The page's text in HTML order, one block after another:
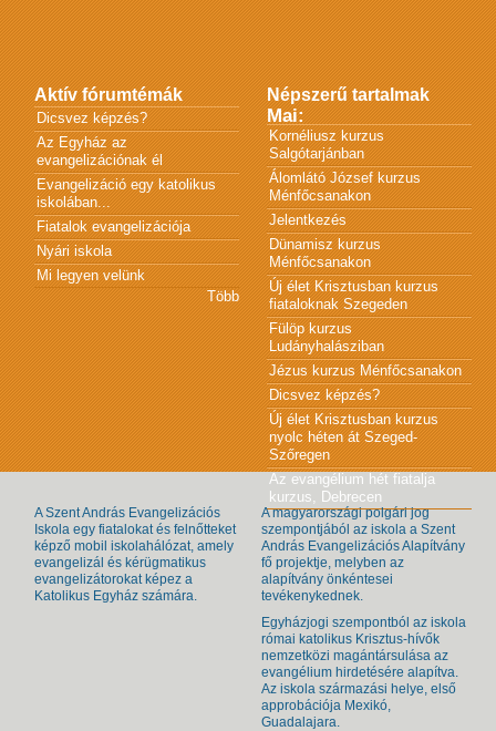
Aktív fórumtémák
Dicsvez képzés?
Az Egyház az
evangelizációnak él
Evangelizáció egy katolikus
iskolában...
Fiatalok evangelizációja
Nyári iskola
Mi legyen velünk
Több
Népszerű tartalmak
Mai:
Kornéliusz kurzus
Salgótarjánban
Álomlátó József kurzus
Ménfőcsanakon
Jelentkezés
Dünamisz kurzus
Ménfőcsanakon
Új élet Krisztusban kurzus
fiataloknak Szegeden
Fülöp kurzus
Ludányhalásziban
Jézus kurzus Ménfőcsanakon
Dicsvez képzés?
Új élet Krisztusban kurzus
nyolc héten át Szeged-
Szőregen
Az evangélium hét fiatalja
kurzus, Debrecen
A Szent András Evangelizációs
Iskola egy fiatalokat és felnőtteket
képző mobil iskolahálózat, amely
evangelizál és kérügmatikus
evangelizátorokat képez a
Katolikus Egyház számára.
A magyarországi polgári jog
szempontjából az iskola a Szent
András Evangelizációs Alapítvány
fő projektje, melyben az
alapítvány önkéntesei
tevékenykednek.
Egyházjogi szempontból az iskola
római katolikus Krisztus-hívők
nemzetközi magántársulása az
evangélium hirdetésére alapítva.
Az iskola származási helye, első
approbációja Mexikó,
Guadalajara.